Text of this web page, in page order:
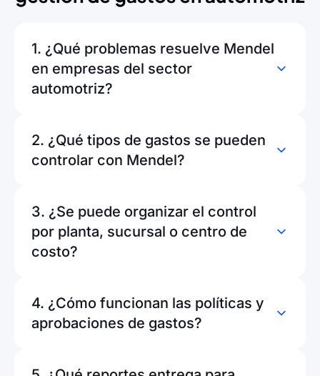
1. ¿Qué problemas resuelve Mendel
en empresas del sector
automotriz?
2. ¿Qué tipos de gastos se pueden
controlar con Mendel?
3. ¿Se puede organizar el control
por planta, sucursal o centro de
costo?
4. ¿Cómo funcionan las políticas y
aprobaciones de gastos?